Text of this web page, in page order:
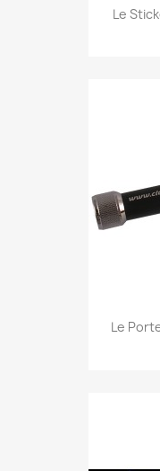
Le
Le